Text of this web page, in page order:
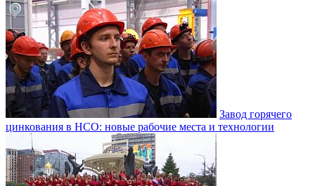
Завод горячего
цинкования в НСО: новые рабочие места и технологии